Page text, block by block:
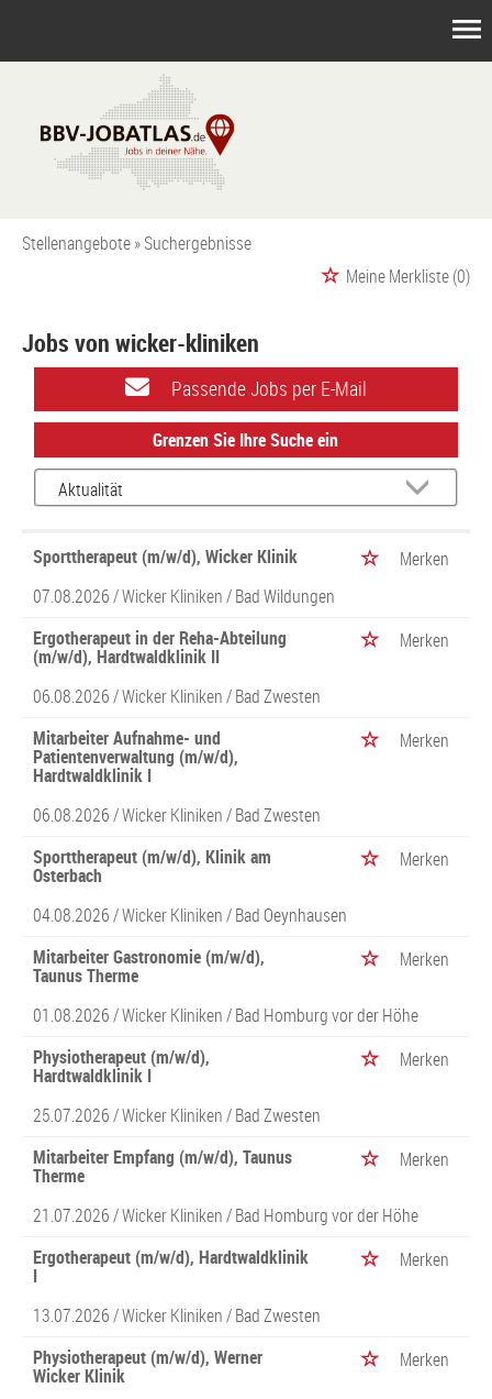
Stellenangebote Suchergebnisse
Meine Merkliste(0)
Jobs von wicker-kliniken
Passende Jobs per E-Mail
Grenzen Sie Ihre Suche ein
Sporttherapeut (m/w/d), Wicker Klinik
Merken
07.08.2026 /Wicker Kliniken/ Bad Wildungen
Ergotherapeut in der Reha-Abteilung
(m/w/d), Hardtwaldklinik II
Merken
06.08.2026 /Wicker Kliniken/ Bad Zwesten
Mitarbeiter Aufnahme- und
Patientenverwaltung (m/w/d),
Hardtwaldklinik I
Merken
06.08.2026 /Wicker Kliniken/ Bad Zwesten
Sporttherapeut (m/w/d), Klinik am
Osterbach
Merken
04.08.2026 /Wicker Kliniken/ Bad Oeynhausen
Mitarbeiter Gastronomie (m/w/d),
Taunus Therme
Merken
01.08.2026 /Wicker Kliniken/ Bad Homburg vor der Höhe
Physiotherapeut (m/w/d),
Hardtwaldklinik I
Merken
25.07.2026 /Wicker Kliniken/ Bad Zwesten
Mitarbeiter Empfang (m/w/d), Taunus
Therme
Merken
21.07.2026 /Wicker Kliniken/ Bad Homburg vor der Höhe
Ergotherapeut (m/w/d), Hardtwaldklinik
I
Merken
13.07.2026 /Wicker Kliniken/ Bad Zwesten
Physiotherapeut (m/w/d), Werner
Wicker Klinik
Merken